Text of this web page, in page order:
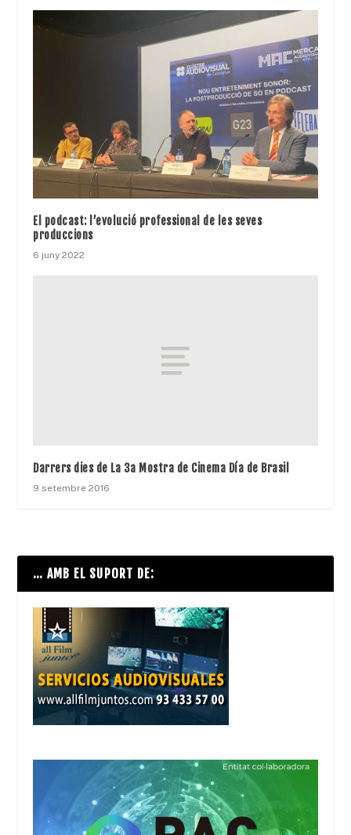
El podcast: l’evolució professional de les seves
produccions
6 juny 2022
Darrers dies de La 3a Mostra de Cinema Día de Brasil
9 setembre 2016
… AMB EL SUPORT DE: